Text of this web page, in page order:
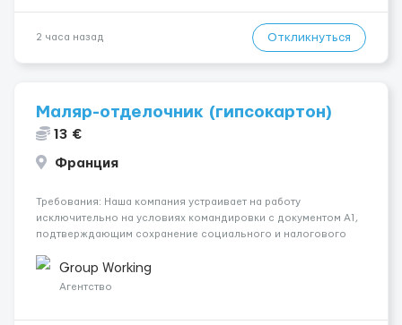
2 часа назад Откликнуться
Маляр-отделочник (гипсокартон)
13 €
Франция
Требования: Наша компания устраивает на работу
исключительно на условиях командировки с документом A1,
подтверждающим сохранение социального и налогового
A1 могут получить граждане стран с упрощенным доступом к
рынку труда ЕС (Укра...
Group Working
Агентство